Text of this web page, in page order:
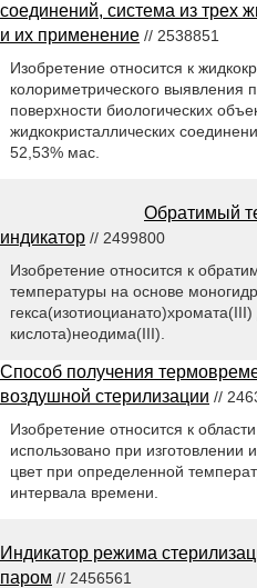
соединений, система из трех
и их применение // 2538851
Изобретение относится к
колориметрического выявления
поверхности биологических
жидкокристаллических
52,53% мас.
Обратимый
индикатор // 2499800
Изобретение относится к
температуры на основе
кислота)неодима(III).
Способ получения
воздушной стерилизации //
Изобретение относится к
использовано при
цвет при определенной
интервала времени.
Индикатор режима
паром // 2456561